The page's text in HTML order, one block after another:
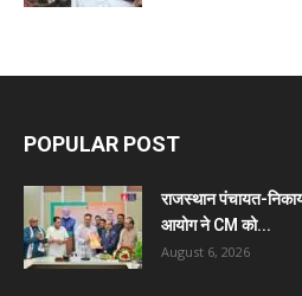
POPULAR POST
राजस्थान पंचायत-
आयोग ने CM को...
August 6, 2026